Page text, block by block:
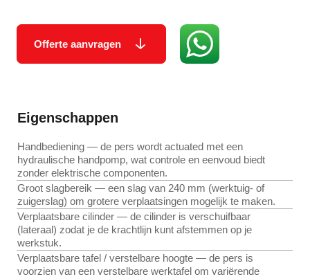
Offerte aanvragen
Eigenschappen
Handbediening — de pers wordt actuated met een
hydraulische handpomp, wat controle en eenvoud biedt
zonder elektrische componenten.
Groot slagbereik — een slag van 240 mm (werktuig- of
zuigerslag) om grotere verplaatsingen mogelijk te maken.
Verplaatsbare cilinder — de cilinder is verschuifbaar
(lateraal) zodat je de krachtlijn kunt afstemmen op je
werkstuk.
Verplaatsbare tafel / verstelbare hoogte — de pers is
voorzien van een verstelbare werktafel om variërende